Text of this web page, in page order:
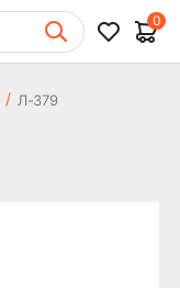
0
/ Л-379